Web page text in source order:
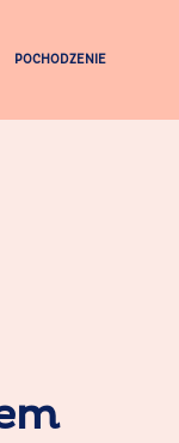
POCHODZENIE